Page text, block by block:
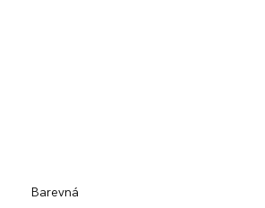
Barevná